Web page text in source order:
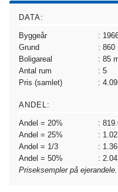
DATA:
Byggeår
:
Grund
: 860
Boligareal : 85
Antal rum
: 5
Pris (samlet)
:
ANDEL:
Andel = 20%
:
Andel = 25%
:
Andel = 1/3
:
Andel = 50%
:
Priseksempler på ejerandele.